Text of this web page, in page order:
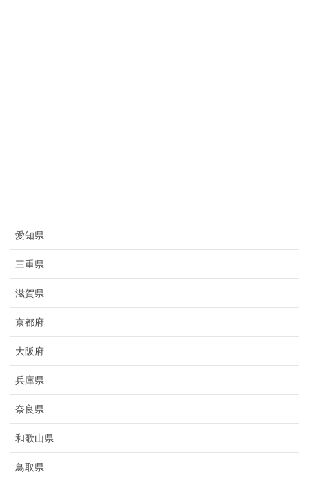
愛知県
三重県
滋賀県
京都府
大阪府
兵庫県
奈良県
和歌山県
鳥取県